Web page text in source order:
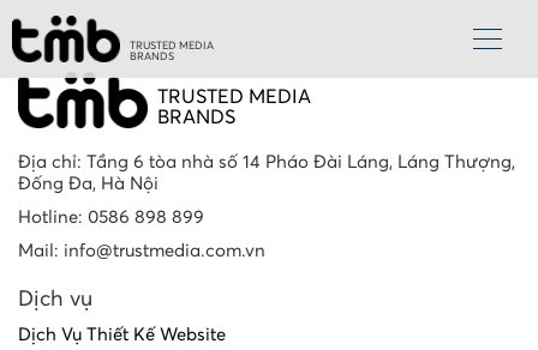
TRUSTED MEDIA
BRANDS
TRUSTED MEDIA
BRANDS
Địa chỉ: Tầng 6 tòa nhà số 14 Pháo Đài Láng, Láng Thượng,
Đống Đa, Hà Nội
Hotline: 0586 898 899
Mail: info@trustmedia.com.vn
Dịch vụ
Dịch Vụ Thiết Kế Website